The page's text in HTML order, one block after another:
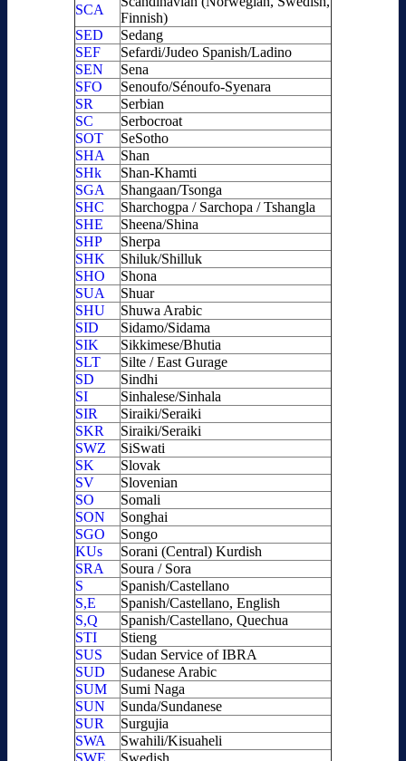
SCA
Finnish)
SED
Sedang
SEF
Sefardi/Judeo Spanish/Ladino
SEN
Sena
SFO
Senoufo/Sénoufo-Syenara
SR
Serbian
SC
Serbocroat
SOT
SeSotho
SHA
Shan
SHk
Shan-Khamti
SGA
Shangaan/Tsonga
SHC
Sharchogpa / Sarchopa / Tshangla
SHE
Sheena/Shina
SHP
Sherpa
SHK
Shiluk/Shilluk
SHO
Shona
SUA
Shuar
SHU
Shuwa Arabic
SID
Sidamo/Sidama
SIK
Sikkimese/Bhutia
SLT
Silte / East Gurage
SD
Sindhi
SI
Sinhalese/Sinhala
SIR
Siraiki/Seraiki
SKR
Siraiki/Seraiki
SWZ
SiSwati
SK
Slovak
SV
Slovenian
SO
Somali
SON
Songhai
SGO
Songo
KUs
Sorani (Central) Kurdish
SRA
Soura / Sora
S
Spanish/Castellano
S,E
Spanish/Castellano, English
S,Q
Spanish/Castellano, Quechua
STI
Stieng
SUS
Sudan Service of IBRA
SUD
Sudanese Arabic
SUM
Sumi Naga
SUN
Sunda/Sundanese
SUR
Surgujia
SWA
Swahili/Kisuaheli